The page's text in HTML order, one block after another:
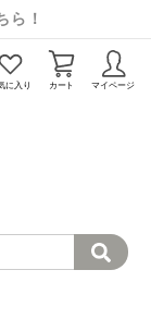
ら！
に入り カート マイページ